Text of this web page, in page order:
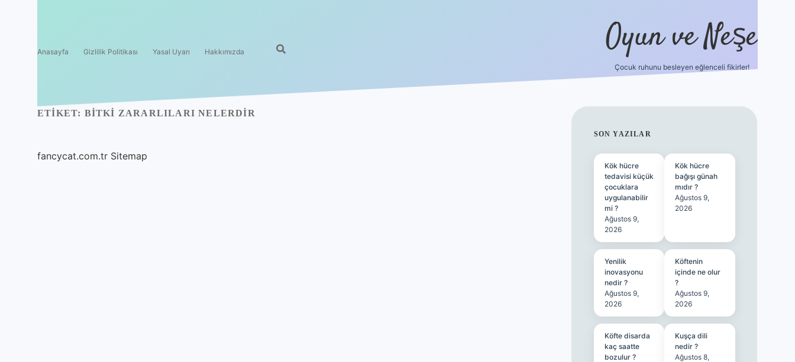
Anasayfa Gizlilik Politikası Yasal Uyarı Hakkımızda Oyun ve Neşe
Çocuk ruhunu besleyen eğlenceli fikirler!
ETIKET: BITKI ZARARLILARI NELERDIR
fancycat.com.tr Sitemap
SIDEBAR
SON YAZILAR
Kök hücre
tedavisi küçük
çocuklara
uygulanabilir
mi ?
Ağustos 9,
2026
Kök hücre
bağışı günah
mıdır ?
Ağustos 9,
2026
Yenilik
inovasyonu
nedir ?
Ağustos 9,
2026
Köftenin
içinde ne olur
?
Ağustos 9,
2026
Köfte disarda
kaç saatte
bozulur ?
Kuşça dili
nedir ?
Ağustos 8,
betci ilbet yeni giriş